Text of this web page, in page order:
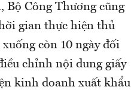
Bộ Công Thương cũng
gian thực hiện thủ
còn 10 ngày đối
chỉnh nội dung giấy
kinh doanh xuất khẩu